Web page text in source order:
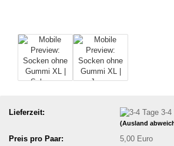
Lieferzeit: 3-4
(Ausland
Preis pro Paar: 5,00 Euro